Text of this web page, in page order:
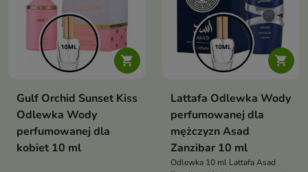

Gulf Orchid Sunset Kiss
Odlewka Wody
perfumowanej dla
kobiet 10 ml

Lattafa Odlewka Wody
perfumowanej dla
mężczyzn Asad
Zanzibar 10 ml
Odlewka 10 ml Lattafa Asad